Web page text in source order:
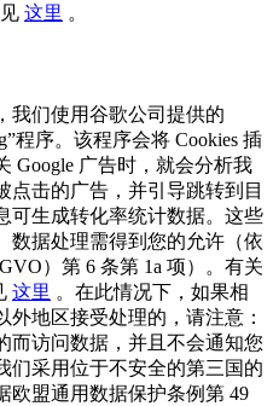
这里 。
我们使用谷歌公司提供的
程序。该程序会将 Cookies 插
Google 广告时，就会分析我
点击的广告，并引导跳转到目
可生成转化率统计数据。这些
数据处理需得到您的允许（依
）第 6 条第 1a 项）。有关
这里 。在此情况下，如果相
地区接受处理的，请注意：
而访问数据，并且不会通知您
们采用位于不安全的第三国的
欧盟通用数据保护条例第 49